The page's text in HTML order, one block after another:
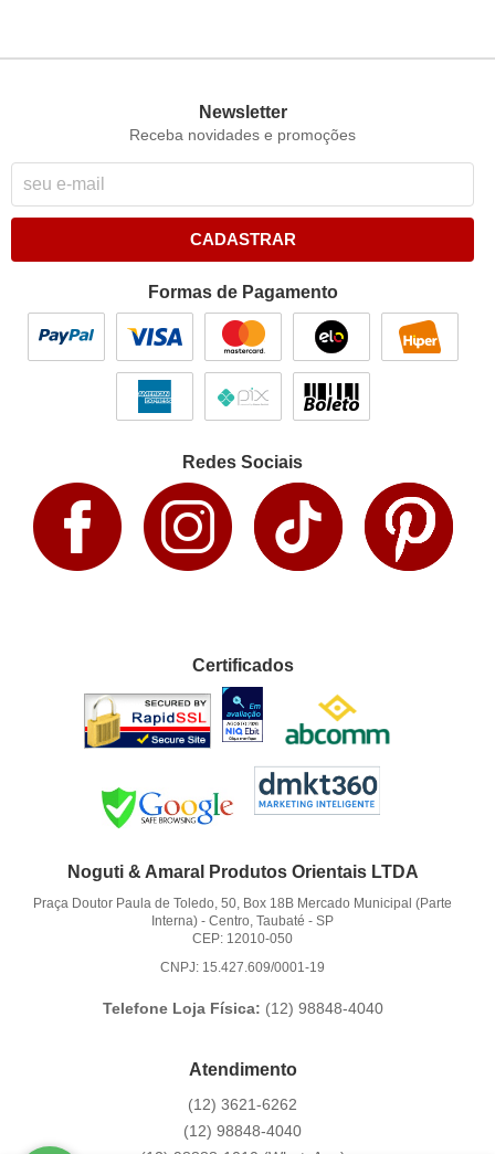
Newsletter
Receba novidades e promoções
CADASTRAR
Formas de Pagamento
Redes Sociais
Certificados
Noguti & Amaral Produtos Orientais LTDA
Praça Doutor Paula de Toledo, 50, Box 18B Mercado Municipal (Parte
Interna) -Centro, Taubaté -SP
CEP: 12010-050
CNPJ: 15.427.609/0001-19
Telefone Loja Física: (12) 98848-4040
Atendimento
(12) 3621-6262
(12) 98848-4040